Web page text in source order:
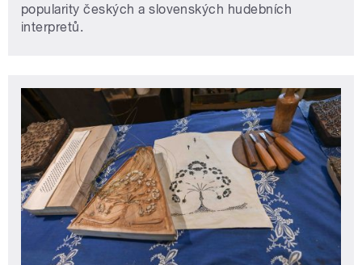
popularity českých a slovenských hudebních
interpretů.